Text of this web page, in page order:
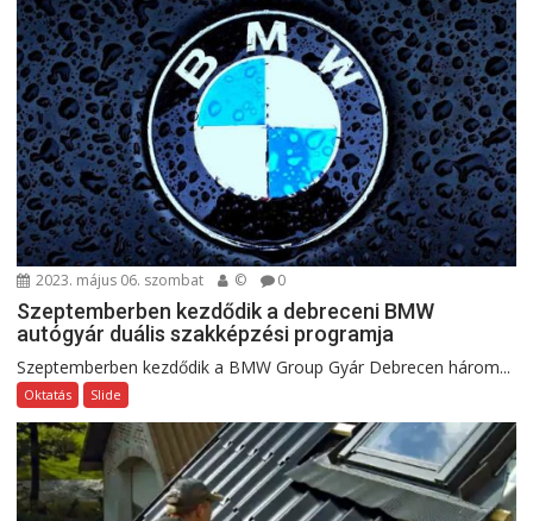
2023. május 06. szombat © 0
Szeptemberben kezdődik a debreceni BMW
autógyár duális szakképzési programja
Szeptemberben kezdődik a BMW Group Gyár Debrecen három...
Oktatás Slide